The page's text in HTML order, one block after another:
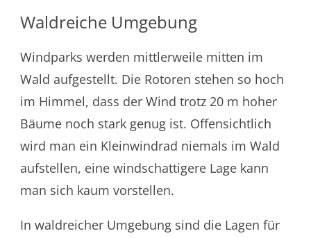
Waldreiche Umgebung
Windparks werden mittlerweile mitten im
Wald aufgestellt. Die Rotoren stehen so hoch
im Himmel, dass der Wind trotz 20 m hoher
Bäume noch stark genug ist. Offensichtlich
wird man ein Kleinwindrad niemals im Wald
aufstellen, eine windschattigere Lage kann
man sich kaum vorstellen.
In waldreicher Umgebung sind die Lagen für